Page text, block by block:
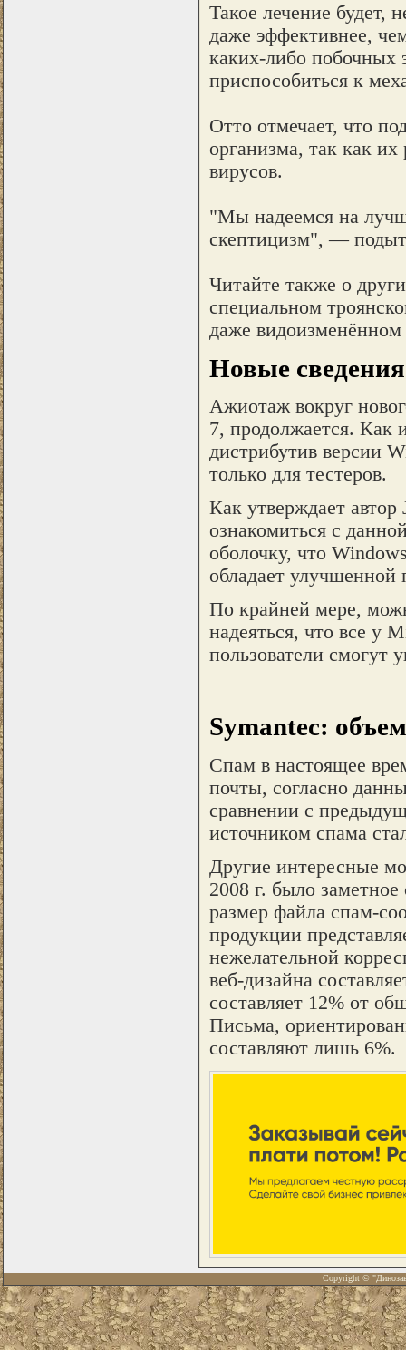
Такое лечение будет,
даже эффективнее,
каких-либо побочных
приспособиться к
Отто отмечает, что
организма, так как
вирусов.
"Мы надеемся на
скептицизм", —
Читайте также о
специальном
даже
Новые
Ажиотаж вокруг
7, продолжается. Как
дистрибутив версии
только для тестеров.
Как утверждает
ознакомиться с
оболочку, что
обладает улучшенной
По крайней мере,
надеяться, что все у
пользователи смогут
Symantec:
Спам в настоящее
почты, согласно
сравнении с
источником спама
Другие интересные
2008 г. было
размер файла спам-
продукции
нежелательной
веб-дизайна
составляет 12% от
Письма,
составляют лишь 6%.
Copyright ©